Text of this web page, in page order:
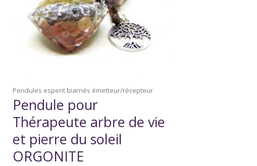
Pendules esperit biarnés émetteur/récepteur
Pendule pour
Thérapeute arbre de vie
et pierre du soleil
ORGONITE